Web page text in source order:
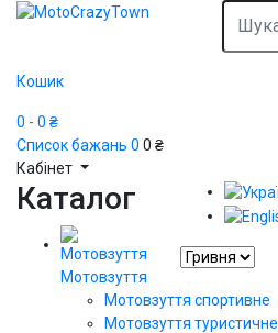
Кошик
0 - 0 ₴
Список бажань 0 0 ₴
Кабінет
Каталог
Мотовзуття
Мотовзуття спортивне
Мотовзуття туристичне